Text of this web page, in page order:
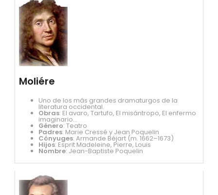
Moliére
Uno de los más grandes dramaturgos de la
literatura occidental.
Obras: El avaro, Tartufo, El misántropo, El enfermo
imaginario...
Género: Teatro
Padres: Marie Cressé y Jean Poquelin
Cónyuges: Armande Béjart (m. 1662–1673)
Hijos: Esprit Madeleine, Pierre, Louis
Nombre: Jean-Baptiste Poquelin